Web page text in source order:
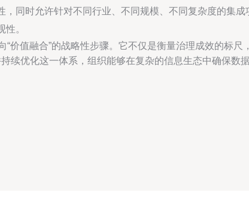
，同时允许针对不同行业、不同规模、不同复杂度的集成
。
价值融合”的战略性步骤。它不仅是衡量治理成效的标
续优化这一体系，组织能够在复杂的信息生态中确保数